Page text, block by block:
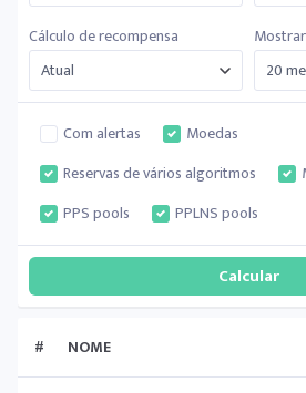
Cálculo de recompensa
Com alertas
Moedas
Reservas de vários algoritmos
PPS pools
PPLNS pools
# NOME